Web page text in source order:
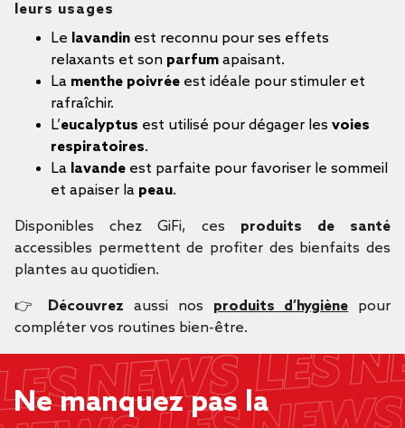
leurs usages
Le lavandin est reconnu pour ses effets
relaxants et son parfum apaisant.
La menthe poivrée est idéale pour stimuler et
rafraîchir.
L’eucalyptus est utilisé pour dégager les voies
respiratoires.
La lavande est parfaite pour favoriser le sommeil
et apaiser la peau.
Disponibles chez GiFi, ces produits de santé
accessibles permettent de profiter des bienfaits des
plantes au quotidien.
👉 Découvrez aussi nos produits d’hygiène pour
compléter vos routines bien-être.
Ne manquez pas la